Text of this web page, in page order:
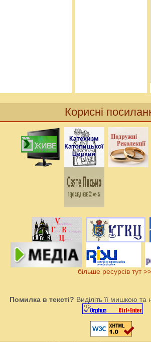
Корисні
більше ресурсів тут >>
Помилка в тексті? Виділіть її мишкою та